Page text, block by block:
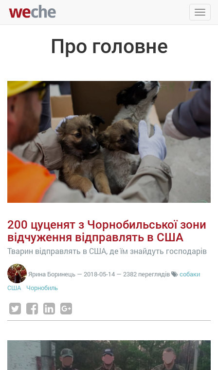
Про головне
200 цуценят з Чорнобильської зони
відчуження відправлять в США
Тварин відправлять в США, де їм знайдуть господарів
Ярина Боринець — 2018-05-14 — 2382 переглядів
собаки
США
Чорнобиль